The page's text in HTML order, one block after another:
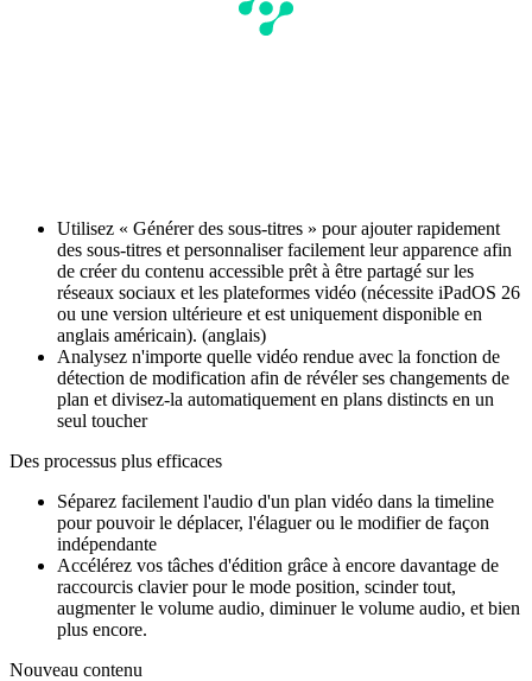
Utilisez « Générer des sous-titres » pour ajouter rapidement
des sous-titres et personnaliser facilement leur apparence afin
de créer du contenu accessible prêt à être partagé sur les
réseaux sociaux et les plateformes vidéo (nécessite iPadOS 26
ou une version ultérieure et est uniquement disponible en
anglais américain). (anglais)
Analysez n'importe quelle vidéo rendue avec la fonction de
détection de modification afin de révéler ses changements de
plan et divisez-la automatiquement en plans distincts en un
seul toucher
Des processus plus efficaces
Séparez facilement l'audio d'un plan vidéo dans la timeline
pour pouvoir le déplacer, l'élaguer ou le modifier de façon
indépendante
Accélérez vos tâches d'édition grâce à encore davantage de
raccourcis clavier pour le mode position, scinder tout,
augmenter le volume audio, diminuer le volume audio, et bien
plus encore.
Nouveau contenu